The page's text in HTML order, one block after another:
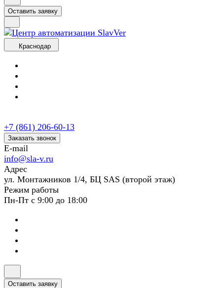
Оставить заявку
Краснодар
+7 (861) 206-60-13
Заказать звонок
E-mail
info@sla-v.ru
Адрес
ул. Монтажников 1/4, БЦ SAS (второй этаж)
Режим работы
Пн-Пт с 9:00 до 18:00
Оставить заявку